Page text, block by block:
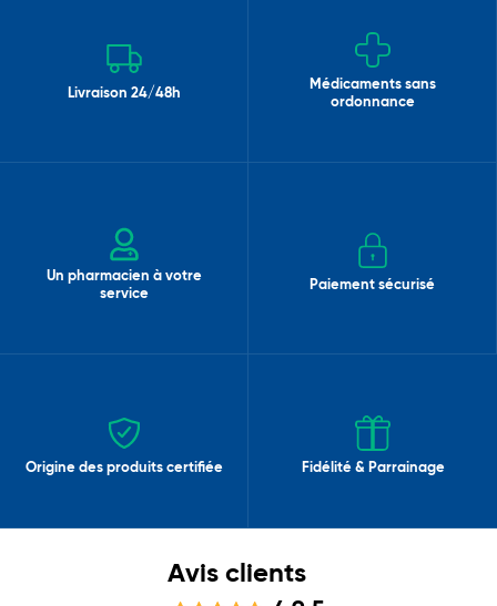
Livraison 24/48h
Médicaments sans
ordonnance
Un pharmacien à votre
service
Paiement sécurisé
Origine des produits certifiée Fidélité & Parrainage
Avis clients